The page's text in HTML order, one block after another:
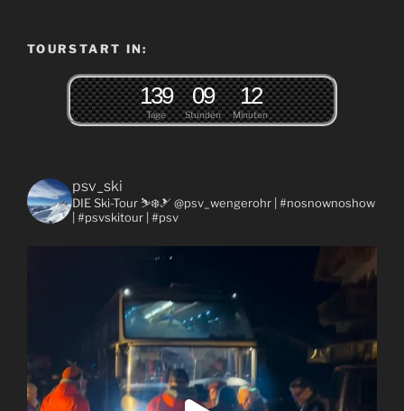
TOURSTART IN:
Tage
139
Stunden
09
Minuten
12
psv_ski
DIE Ski-Tour ⛷❄️🎿 @psv_wengerohr | #nosnownoshow
| #psvskitour | #psv